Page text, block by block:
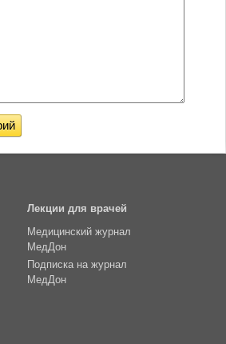
Лекции для врачей
Медицинский журнал
МедДон
Подписка на журнал
МедДон